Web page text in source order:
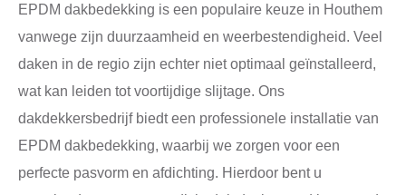
EPDM dakbedekking is een populaire keuze in Houthem
vanwege zijn duurzaamheid en weerbestendigheid. Veel
daken in de regio zijn echter niet optimaal geïnstalleerd,
wat kan leiden tot voortijdige slijtage. Ons
dakdekkersbedrijf biedt een professionele installatie van
EPDM dakbedekking, waarbij we zorgen voor een
perfecte pasvorm en afdichting. Hierdoor bent u